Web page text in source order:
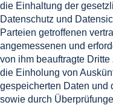
die Einhaltung der
Datenschutz und
Parteien getroffenen
angemessenen und
von ihm beauftragte
die Einholung von
gespeicherten Daten und
sowie durch